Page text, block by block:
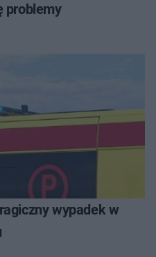
problemy
wypadek w